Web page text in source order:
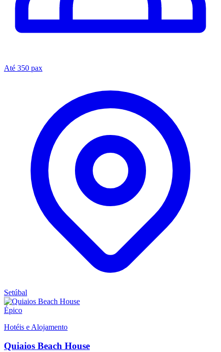
Até 350 pax
Setúbal
Épico
Hotéis e Alojamento
Quiaios Beach House